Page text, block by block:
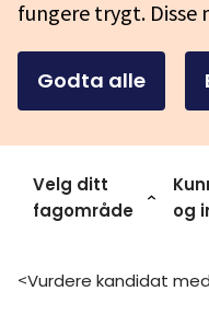
fungere trygt. Disse
Godta alle
Velg ditt
fagområde
og
>